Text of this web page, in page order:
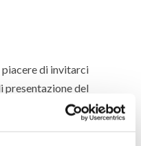
di invitarci
presentazione del
che si terrà il